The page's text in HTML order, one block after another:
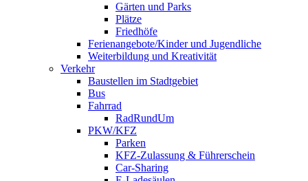
Gärten und Parks
Plätze
Friedhöfe
Ferienangebote/Kinder und Jugendliche
Weiterbildung und Kreativität
Verkehr
Baustellen im Stadtgebiet
Bus
Fahrrad
RadRundUm
PKW/KFZ
Parken
KFZ-Zulassung & Führerschein
Car-Sharing